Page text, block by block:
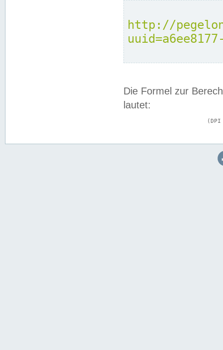
http://
Die Formel zur
lautet: